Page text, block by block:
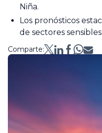
Niña.
Los pronósticos
de sectores
Comparte: